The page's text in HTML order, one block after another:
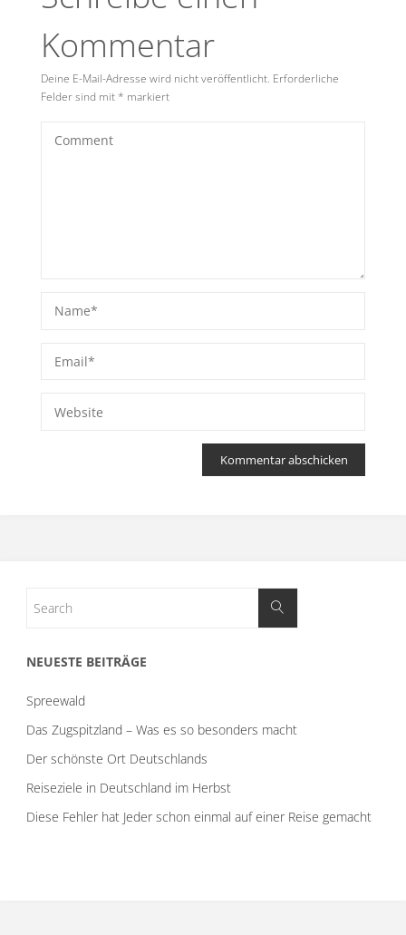
Kommentar
Deine E-Mail-Adresse wird nicht veröffentlicht. Erforderliche
Felder sind mit * markiert
NEUESTE BEITRÄGE
Spreewald
Das Zugspitzland – Was es so besonders macht
Der schönste Ort Deutschlands
Reiseziele in Deutschland im Herbst
Diese Fehler hat Jeder schon einmal auf einer Reise gemacht